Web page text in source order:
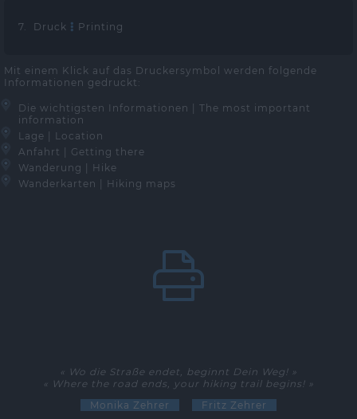
7. Druck Printing
Mit einem Klick auf das Druckersymbol werden folgende
Informationen gedruckt:
Die wichtigsten Informationen | The most important
information
Lage | Location
Anfahrt | Getting there
Wanderung | Hike
Wanderkarten | Hiking maps
« Wo die Straße endet, beginnt Dein Weg! »
« Where the road ends, your hiking trail begins! »
Monika Zehrer
Fritz Zehrer